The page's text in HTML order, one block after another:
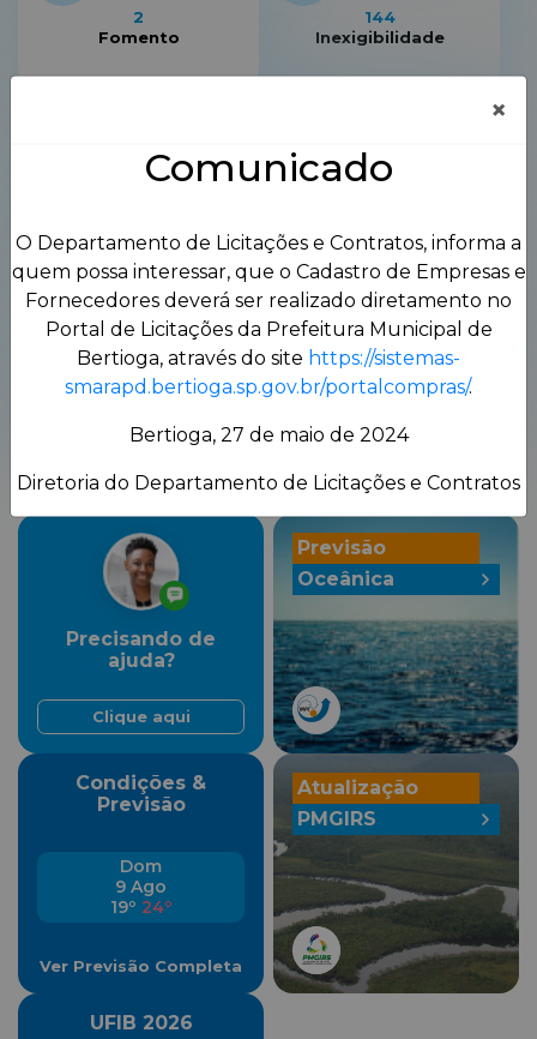
144
Inexigibilidade
764
Pregão Presencial
28
Tomada de Preços
2
Fomento
×
Comunicado
O Departamento de Licitações e Contratos, informa a
quem possa interessar, que o Cadastro de Empresas e
Fornecedores deverá ser realizado diretamento no
Portal de Licitações da Prefeitura Municipal de
Bertioga, através do site https://sistemas-
smarapd.bertioga.sp.gov.br/portalcompras/.
Bertioga, 27 de maio de 2024
Diretoria do Departamento de Licitações e Contratos
Previsão
Oceânica
Precisando de
ajuda?
Clique aqui
Condições &
Previsão
Dom
9 Ago
19º 24º
Ver Previsão Completa
UFIB 2026
Atualização
PMGIRS